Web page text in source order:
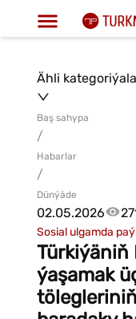
Ähli
Baş sahypa
/
Habarlar
/
Dünýäde
02.05.2026
Sosial ulgamda
Türkiýäniň
ýaşamak